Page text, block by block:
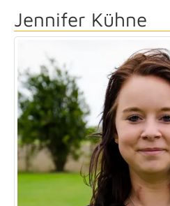
Jennifer Kühne